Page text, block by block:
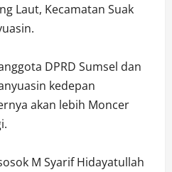
Laut, Kecamatan Suak
DPRD Sumsel dan
kedepan
akan lebih Moncer
M Syarif Hidayatullah